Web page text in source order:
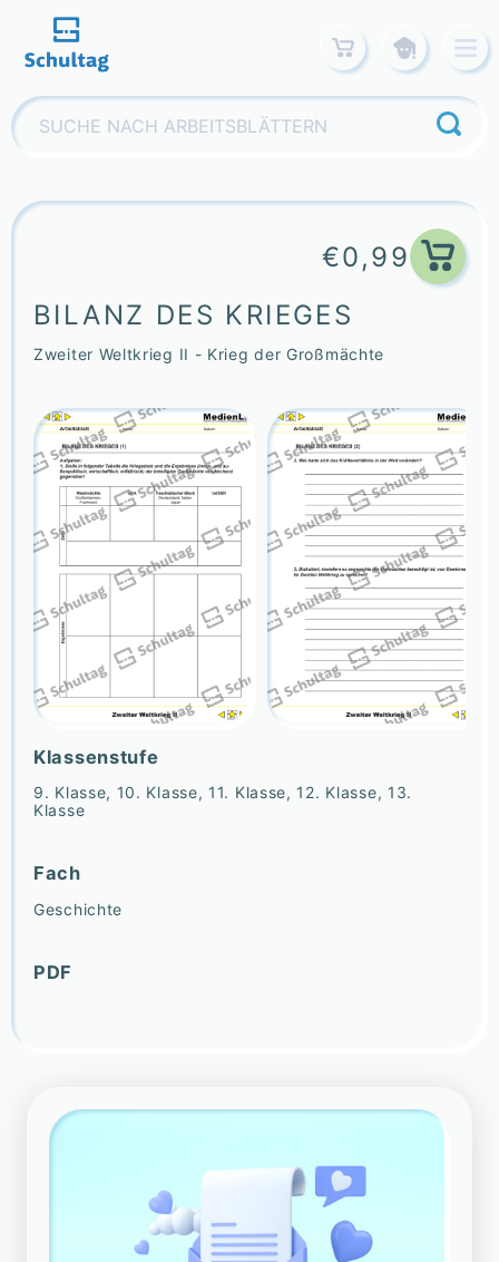
content
Suchen
nach:
€0,99
BILANZ DES KRIEGES
Zweiter Weltkrieg II - Krieg der Großmächte
Klassenstufe
9. Klasse, 10. Klasse, 11. Klasse, 12. Klasse, 13.
Klasse
Fach
Geschichte
PDF